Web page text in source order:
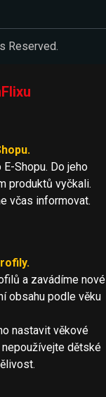
Reserved.
Shopu. Do jeho
produktů vyčkali.
včas informovat.
a zavádíme nové
obsahu podle věku
nastavit věkové
dětské